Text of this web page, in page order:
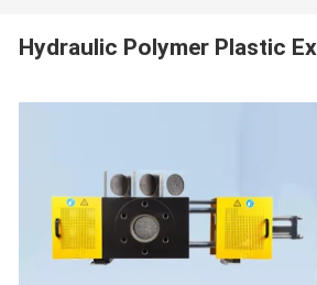
Hydraulic Polymer Plastic